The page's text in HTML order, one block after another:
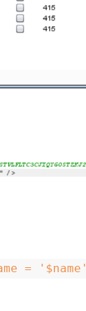
= '$name'